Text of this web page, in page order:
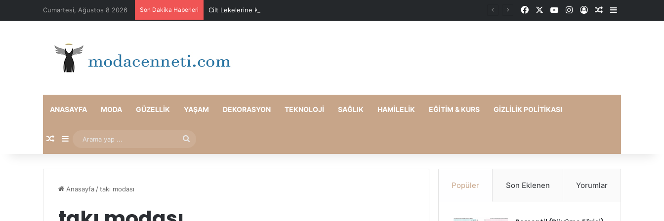
Cumartesi, Ağustos 8 2026 Son Dakika Haberleri Cilt Lekelerine Karşı Evde Maske Önerileri FacebookYouTubeInstagram
Kayıt OlRastgele Makale
Kenar
ANASAYFA MODA GÜZELLIK YAŞAM DEKORASYON TEKNOLOJI SAĞLIK HAMILELIK EĞITIM & KURS GIZLILIK POLITIKASI
Rastgele Makale
Kenar Bölmesi
yap
Anasayfa /takı modası Popüler Son Eklenen Yorumlar